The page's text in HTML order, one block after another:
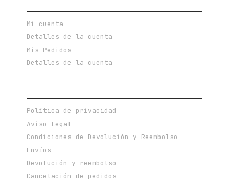
Mi cuenta
Detalles de la cuenta
Mis Pedidos
Detalles de la cuenta
Política de privacidad
Aviso Legal
Condiciones de Devolución y Reembolso
Envíos
Devolución y reembolso
Cancelación de pedidos